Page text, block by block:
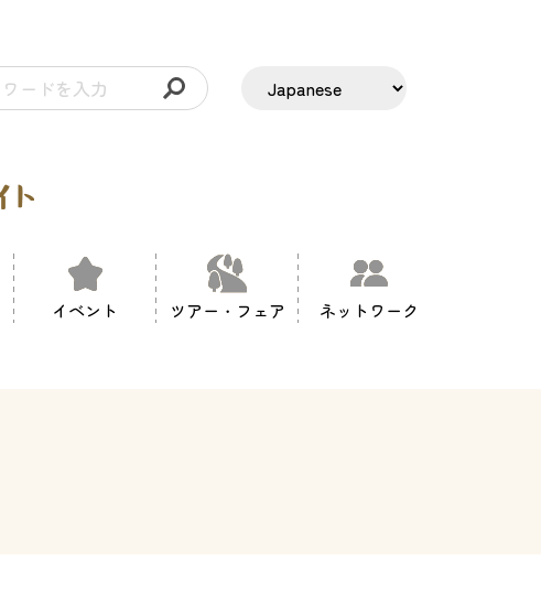
イベント ツアー・フェア ネットワーク